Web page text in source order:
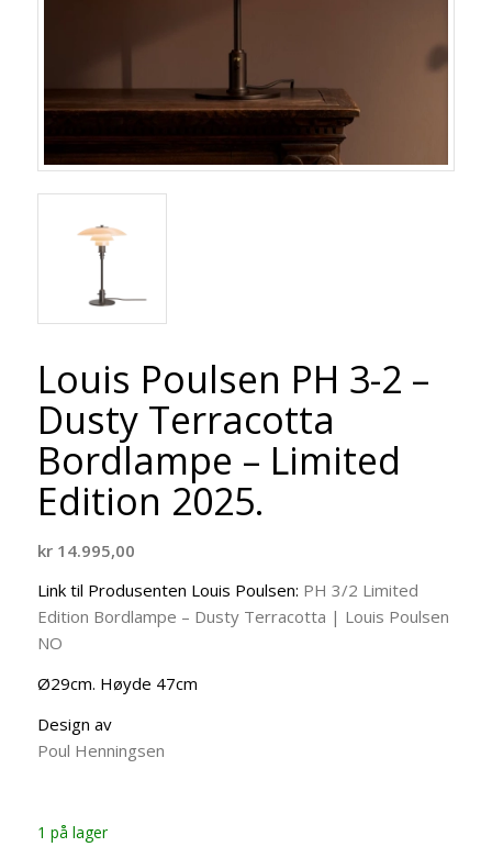
Louis Poulsen PH 3-2 –
Dusty Terracotta
Bordlampe – Limited
Edition 2025.
kr14.995,00
Link til Produsenten Louis Poulsen: PH 3/2 Limited
Edition Bordlampe – Dusty Terracotta | Louis Poulsen
NO
Ø29cm. Høyde 47cm
Design av
Poul Henningsen
1 på lager